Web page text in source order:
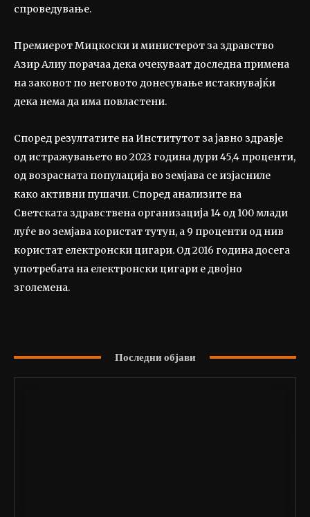
спроведување.
Премиерот Мицкоски и министерот за здравство
Азир Алиу порачаа дека очекуваат доследна примена
на законот по неговото донесување истакнувајќи
дека нема да има повластени.
Според резултатите на Институтот за јавно здравје
од истражувањето во 2023 година дури 45,4 проценти,
од возрасната популација во земјава се изјасниле
како активни пушачи. Според анализите на
Светската здравствена организација 14 од 100 млади
луѓе во земјава користат тутун, а 9 проценти од нив
користат електронски цигари. Од 2016 година досега
употребата на електронски цигари е двојно
зголемена.
Последни објави